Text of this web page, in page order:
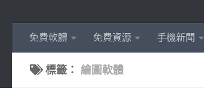
免費軟體 免費資源 手機新聞
標籤： 繪圖軟體